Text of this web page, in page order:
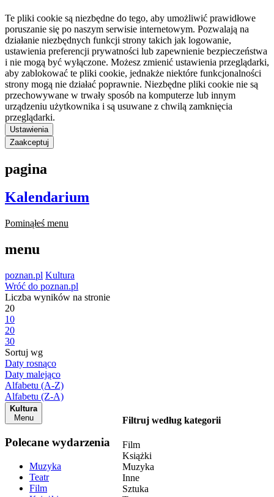
Te pliki cookie są niezbędne do tego, aby umożliwić prawidłowe
poruszanie się po naszym serwisie internetowym. Pozwalają na
działanie niezbędnych funkcji strony takich jak logowanie,
ustawienia preferencji prywatności lub zapewnienie bezpieczeństwa
i nie mogą być wyłączone. Możesz zmienić ustawienia przeglądarki,
aby zablokować te pliki cookie, jednakże niektóre funkcjonalności
strony mogą nie działać poprawnie. Niezbędne pliki cookie nie są
przechowywane w trwały sposób na komputerze lub innym
urządzeniu użytkownika i są usuwane z chwilą zamknięcia
przeglądarki.
Ustawienia
Zaakceptuj
pagina
Kalendarium
Pominąłeś menu
menu
poznan.pl Kultura
Wróć do poznan.pl
Liczba wyników na stronie
20
10
20
30
Sortuj wg
Daty rosnąco
Daty malejąco
Alfabetu (A-Z)
Alfabetu (Z-A)
Kultura
Menu
Polecane wydarzenia
Muzyka
Teatr
Film
Filtruj według kategorii
Film
Książki
Muzyka
Inne
Sztuka